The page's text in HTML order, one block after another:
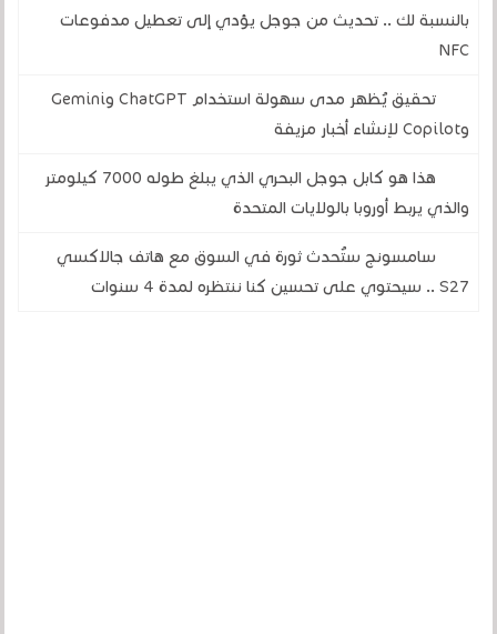
بالنسبة لك .. تحديث من جوجل يؤدي إلى تعطيل مدفوعات
NFC
تحقيق يُظهر مدى سهولة استخدام ChatGPT وGemini
وCopilot لإنشاء أخبار مزيفة
هذا هو كابل جوجل البحري الذي يبلغ طوله 7000 كيلومتر
والذي يربط أوروبا بالولايات المتحدة
سامسونج ستُحدث ثورة في السوق مع هاتف جالاكسي
S27 .. سيحتوي على تحسين كنا ننتظره لمدة 4 سنوات